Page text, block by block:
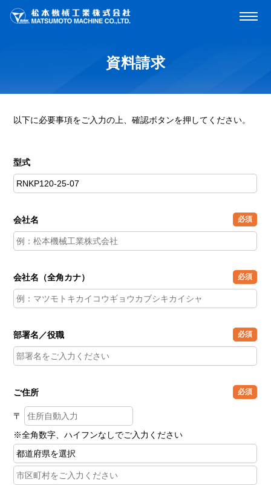
資料請求
以下に必要事項をご入力の上、確認ボタンを押してください。
型式
会社名 必須
会社名（全角カナ） 必須
部署名／役職 必須
ご住所 必須
〒
※全角数字、ハイフンなしでご入力ください